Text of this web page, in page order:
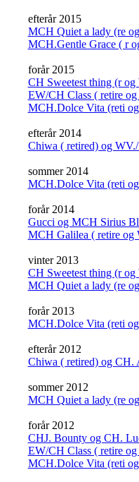
efterår 2015
MCH Quiet a lady (re
MCH.Gentle Grace ( r
forår 2015
CH Sweetest thing (r
EW/CH Class ( retire
MCH.Dolce Vita (reti
efterår 2014
Chiwa ( retired) og
sommer 2014
MCH.Dolce Vita (reti
forår 2014
Gucci og MCH Sirius
MCH Galilea ( retire
vinter 2013
CH Sweetest thing (r
MCH Quiet a lady (re
forår 2013
MCH.Dolce Vita (reti
efterår 2012
Chiwa ( retired) og CH.
sommer 2012
MCH Quiet a lady (re
forår 2012
CHJ. Bounty og CH.
EW/CH Class ( retire
MCH.Dolce Vita (reti